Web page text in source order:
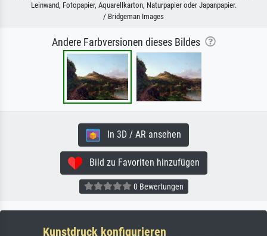
Leinwand, Fotopapier, Aquarellkarton, Naturpapier oder Japanpapier.
/ Bridgeman Images
Andere Farbversionen dieses Bildes
In 3D / AR ansehen
Bild zu Favoriten hinzufügen
0 Bewertungen
Kunstdruck konfigurieren